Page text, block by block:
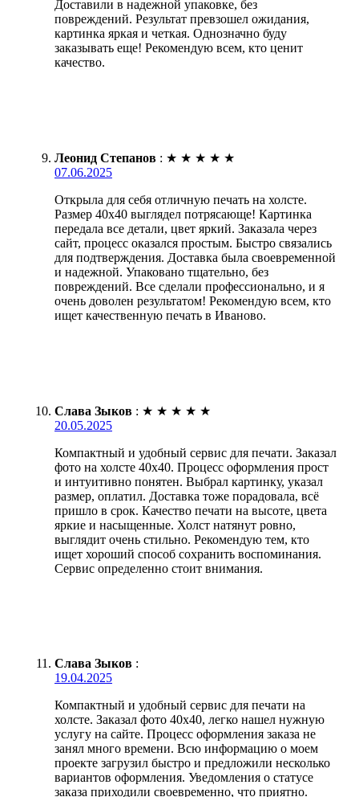
Доставили в надежной упаковке, без
повреждений. Результат превзошел ожидания,
картинка яркая и четкая. Однозначно буду
заказывать еще! Рекомендую всем, кто ценит
качество.
Леонид Степанов : ★ ★ ★ ★ ★
07.06.2025
Открыла для себя отличную печать на холсте.
Размер 40х40 выглядел потрясающе! Картинка
передала все детали, цвет яркий. Заказала через
сайт, процесс оказался простым. Быстро связались
для подтверждения. Доставка была своевременной
и надежной. Упаковано тщательно, без
повреждений. Все сделали профессионально, и я
очень доволен результатом! Рекомендую всем, кто
ищет качественную печать в Иваново.
Слава Зыков : ★ ★ ★ ★ ★
20.05.2025
Компактный и удобный сервис для печати. Заказал
фото на холсте 40х40. Процесс оформления прост
и интуитивно понятен. Выбрал картинку, указал
размер, оплатил. Доставка тоже порадовала, всё
пришло в срок. Качество печати на высоте, цвета
яркие и насыщенные. Холст натянут ровно,
выглядит очень стильно. Рекомендую тем, кто
ищет хороший способ сохранить воспоминания.
Сервис определенно стоит внимания.
Слава Зыков :
19.04.2025
Компактный и удобный сервис для печати на
холсте. Заказал фото 40х40, легко нашел нужную
услугу на сайте. Процесс оформления заказа не
занял много времени. Всю информацию о моем
проекте загрузил быстро и предложили несколько
вариантов оформления. Уведомления о статусе
заказа приходили своевременно, что приятно.